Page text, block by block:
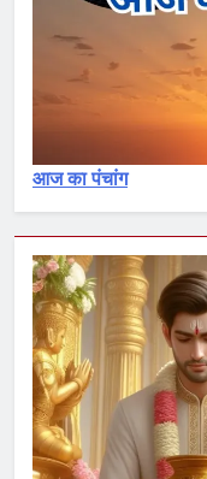
आज का पंचांग
30
2